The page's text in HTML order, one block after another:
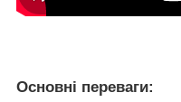
Основні переваги: